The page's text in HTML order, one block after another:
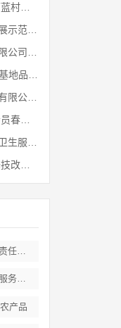
产品
地项目
2026
牌信任
司202
游活
中心职
目-
湖南省耒阳市金惠民水上公交有限责任公司客
天津市公交第二客运公司物业管理服务选择外
产品